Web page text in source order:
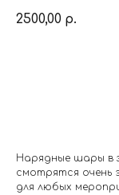
2500,00 р.
Нарядные шары в
смотрятся очень
для любых